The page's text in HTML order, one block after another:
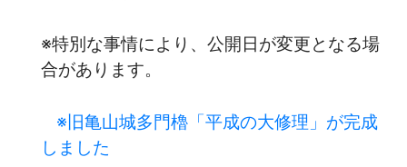
※特別な事情により、公開日が変更となる場
合があります。
※旧亀山城多門櫓「平成の大修理」が完成
しました